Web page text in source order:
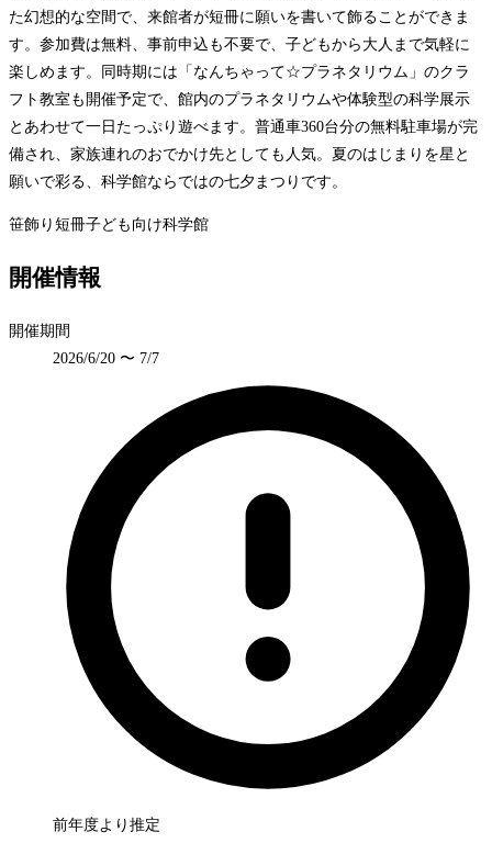
た幻想的な空間で、来館者が短冊に願いを書いて飾ることができま
す。参加費は無料、事前申込も不要で、子どもから大人まで気軽に
楽しめます。同時期には「なんちゃって☆プラネタリウム」のクラ
フト教室も開催予定で、館内のプラネタリウムや体験型の科学展示
とあわせて一日たっぷり遊べます。普通車360台分の無料駐車場が完
備され、家族連れのおでかけ先としても人気。夏のはじまりを星と
願いで彩る、科学館ならではの七夕まつりです。
笹飾り 短冊子ども向け科学館
開催情報
開催期間
2026/6/20 〜 7/7
前年度より推定